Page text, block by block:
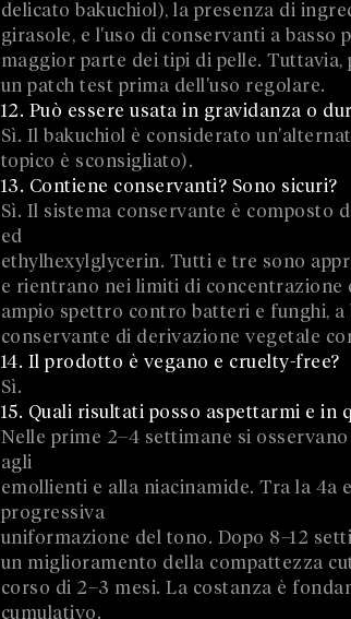
delicato bakuchiol), la presenza di
girasole, e l'uso di conservanti a
maggior parte dei tipi di pelle.
un patch test prima dell'uso regolare.
12. Può essere usata in gravidanza o
Sì. Il bakuchiol è considerato
topico è sconsigliato).
13. Contiene conservanti? Sono sicuri?
Sì. Il sistema conservante è composto
ed
ethylhexylglycerin. Tutti e tre sono
e rientrano nei limiti di concentrazione
ampio spettro contro batteri e funghi,
conservante di derivazione vegetale
14. Il prodotto è vegano e cruelty-free?
Sì.
15. Quali risultati posso aspettarmi e in
Nelle prime 2–4 settimane si
agli
emollienti e alla niacinamide. Tra la 4a
progressiva
uniformazione del tono. Dopo 8–12
un miglioramento della compattezza
corso di 2–3 mesi. La costanza è
cumulativo.